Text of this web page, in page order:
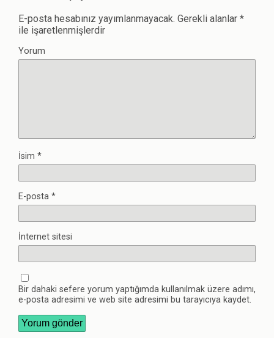
E-posta hesabınız yayımlanmayacak. Gerekli alanlar *
ile işaretlenmişlerdir
Yorum
İsim *
E-posta *
İnternet sitesi
Bir dahaki sefere yorum yaptığımda kullanılmak üzere adımı,
e-posta adresimi ve web site adresimi bu tarayıcıya kaydet.